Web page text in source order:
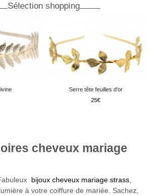
Sélection shopping
Serre tête feuilles d'or
25
cheveux mariage
bijoux cheveux mariage strass
à votre coiffure de mariée. Sachez,